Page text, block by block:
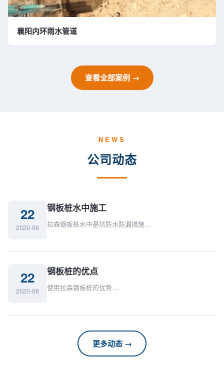
襄阳内环雨水管道
查看全部案例 →
NEWS
公司动态
22
2020-06
钢板桩水中施工
拉森钢板桩水中基坑防水防漏措施…
22
2020-06
钢板桩的优点
使用拉森钢板桩的优势…
更多动态 →